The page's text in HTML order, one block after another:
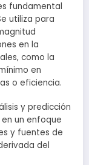
fundamental
utiliza para
en la
como la
en
o eficiencia.
y predicción
un enfoque
y fuentes de
del